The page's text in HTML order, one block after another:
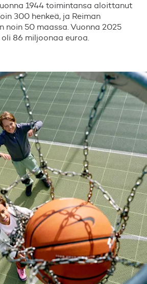
1944 toimintansa aloittanut
300 henkeä, ja Reiman
50 maassa. Vuonna 2025
86 miljoonaa euroa.